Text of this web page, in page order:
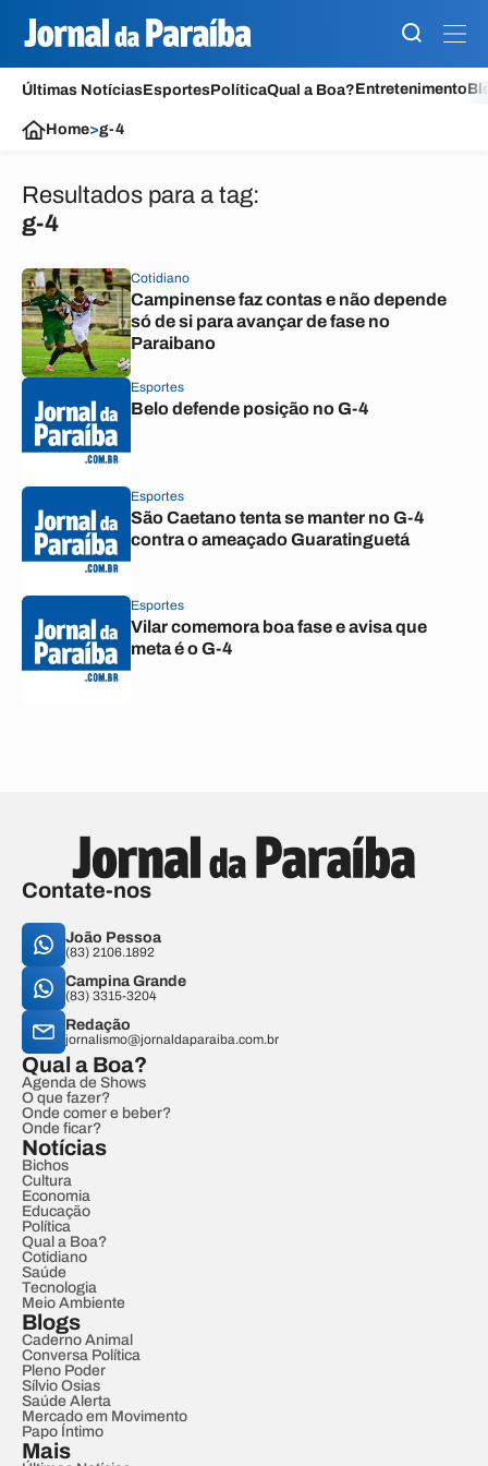
Últimas NotíciasEsportesPolíticaQual a Boa?Entretenimento
Home>g-4
Resultados para a tag:
g-4
Cotidiano
Campinense faz contas e não depende
só de si para avançar de fase no
Paraibano
Esportes
Belo defende posição no G-4
Esportes
São Caetano tenta se manter no G-4
contra o ameaçado Guaratinguetá
Esportes
Vilar comemora boa fase e avisa que
meta é o G-4
Contate-nos
João Pessoa
(83) 2106.1892
Campina Grande
(83) 3315-3204
Redação
jornalismo@jornaldaparaiba.com.br
Qual a Boa?
Agenda de Shows
O que fazer?
Onde comer e beber?
Onde ficar?
Notícias
Bichos
Cultura
Economia
Educação
Política
Qual a Boa?
Cotidiano
Saúde
Tecnologia
Meio Ambiente
Blogs
Caderno Animal
Conversa Política
Pleno Poder
Sílvio Osias
Saúde Alerta
Mercado em Movimento
Papo Íntimo
Mais